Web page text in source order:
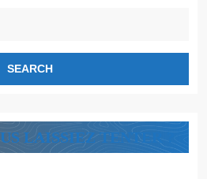
LAISSIEZ TENTER ?